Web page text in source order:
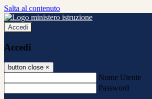
Salta al contenuto
Accedi
Accedi
button close ×
Nome Utente
Password